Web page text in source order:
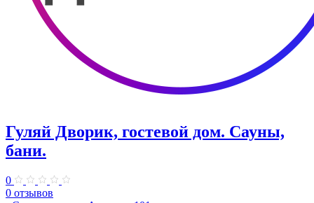
Гуляй Дворик, гостевой дом. Сауны,
бани.
0
0 отзывов